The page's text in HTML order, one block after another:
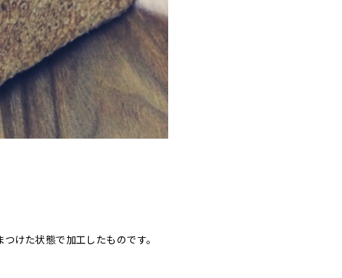
けた状態で加工したものです。